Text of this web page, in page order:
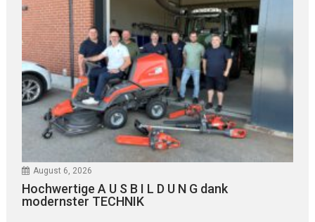
August 6, 2026
Hochwertige A U S B I L D U N G dank
modernster TECHNIK